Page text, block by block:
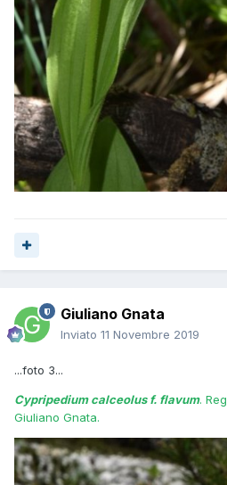
Giuliano Gnata
Inviato 11 Novembre 2019
...foto 3...
Cypripedium calceolus f. flavum.
Giuliano Gnata.